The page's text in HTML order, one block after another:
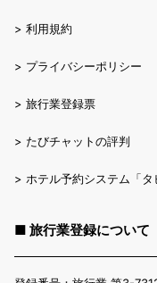
> 利用規約
> プライバシーポリシー
> 旅行業登録票
> たびチャットの評判
> ホテル予約システム「タ
■ 旅行業登録について